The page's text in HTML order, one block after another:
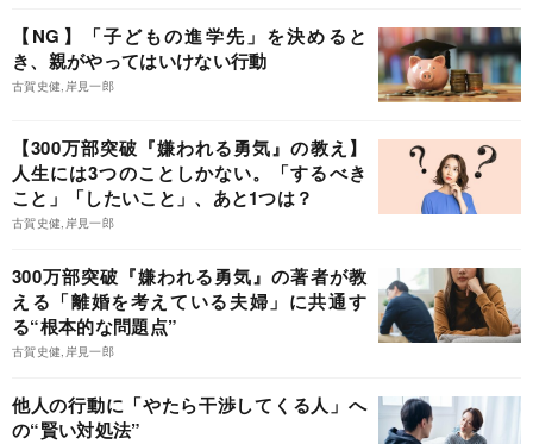
【NG】「子どもの進学先」を決めると
き、親がやってはいけない行動
古賀史健,岸見一郎
【300万部突破『嫌われる勇気』の教え】
人生には3つのことしかない。「するべき
こと」「したいこと」、あと1つは？
古賀史健,岸見一郎
300万部突破『嫌われる勇気』の著者が教
える「離婚を考えている夫婦」に共通す
る“根本的な問題点”
古賀史健,岸見一郎
他人の行動に「やたら干渉してくる人」へ
の“賢い対処法”